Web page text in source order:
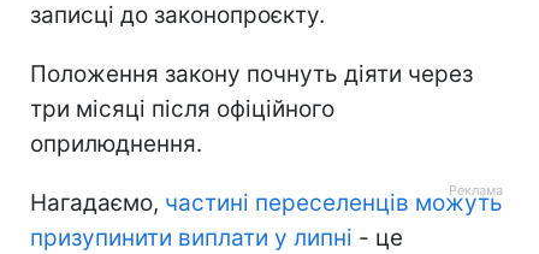
записці до законопроєкту.
Положення закону почнуть діяти через
три місяці після офіційного
оприлюднення.
Нагадаємо, частині переселенців можуть
призупинити виплати у липні - це